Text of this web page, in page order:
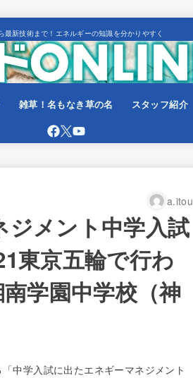
最新技術まで！エネルギーの知識を分かりやすく
雑草！名もなき草の名 スタッフ紹介
a.itou
メント中学入試
東京五輪で行わ
学園中学校（神
中学入試に出たエネギーマネジメント